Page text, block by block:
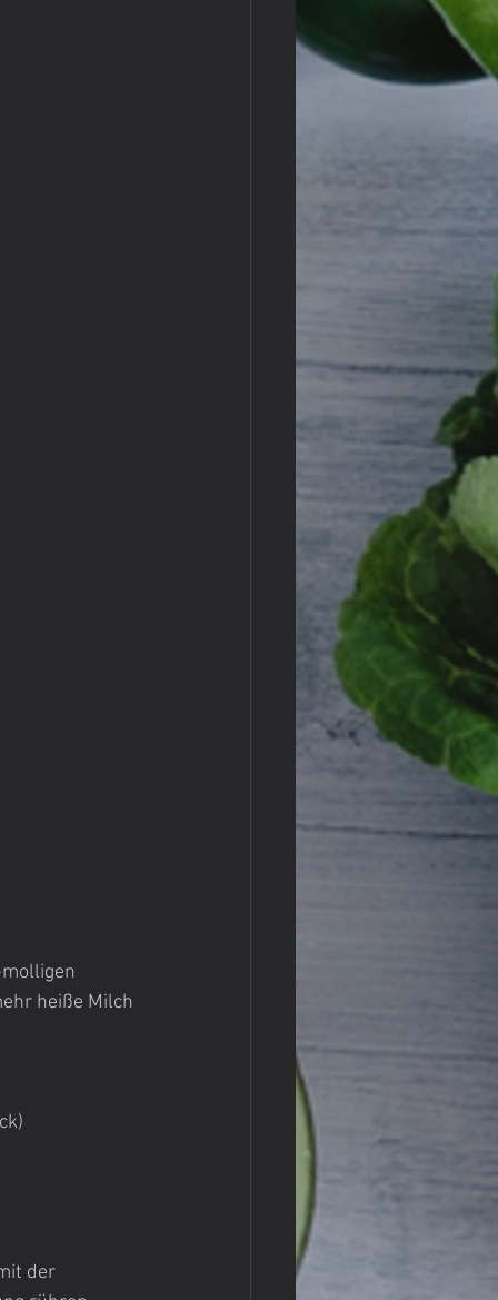
heiße Milch
der